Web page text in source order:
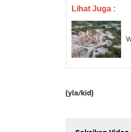
Lihat Juga :
(yla/kid)